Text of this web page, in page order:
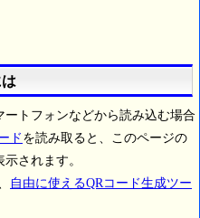
ートフォンなどから読み込む場合
ド を読み取ると、このページの
されます。
自由に使えるQRコード生成ツー